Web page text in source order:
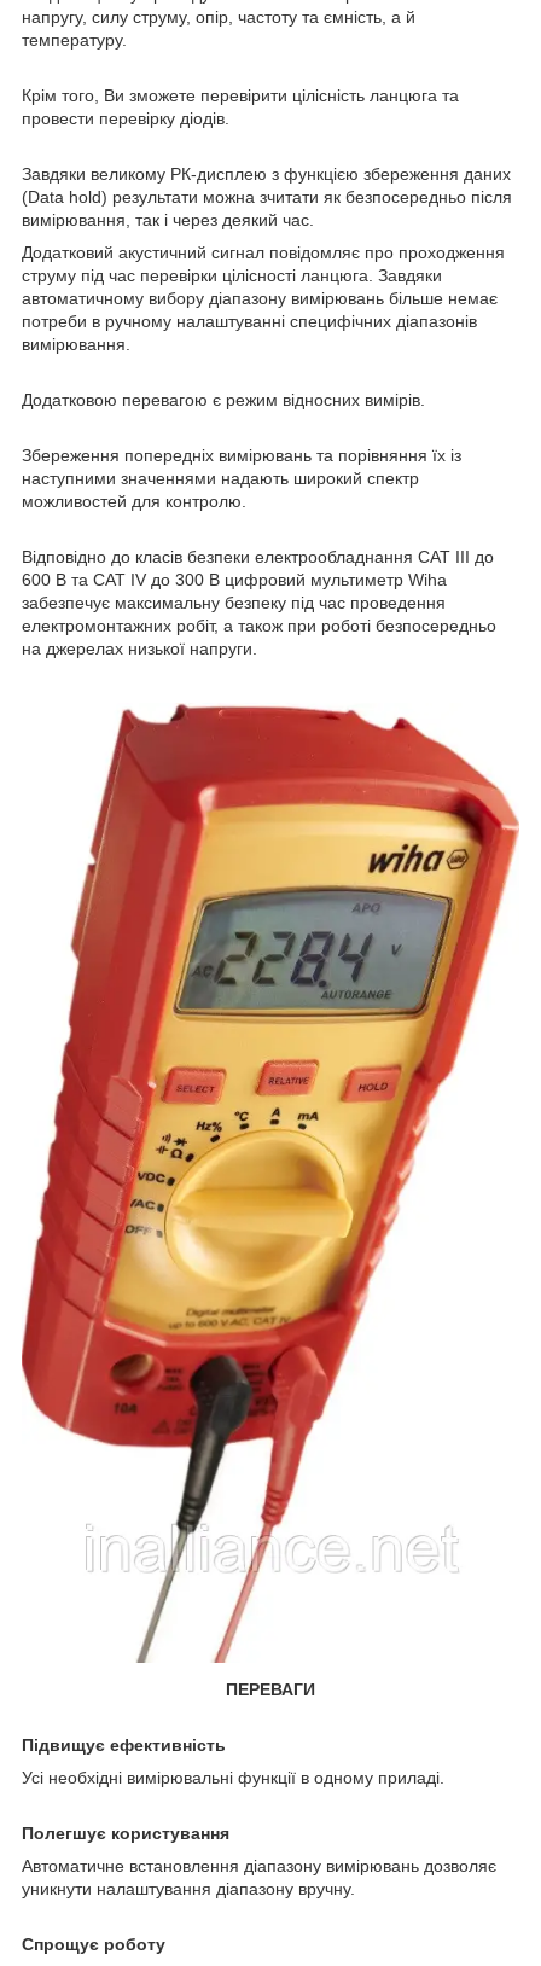
напругу, силу струму, опір, частоту та ємність, а й
температуру.
Крім того, Ви зможете перевірити цілісність ланцюга та
провести перевірку діодів.
Завдяки великому РК-дисплею з функцією збереження даних
(Data hold) результати можна зчитати як безпосередньо після
вимірювання, так і через деякий час.
Додатковий акустичний сигнал повідомляє про проходження
струму під час перевірки цілісності ланцюга. Завдяки
автоматичному вибору діапазону вимірювань більше немає
потреби в ручному налаштуванні специфічних діапазонів
вимірювання.
Додатковою перевагою є режим відносних вимірів.
Збереження попередніх вимірювань та порівняння їх із
наступними значеннями надають широкий спектр
можливостей для контролю.
Відповідно до класів безпеки електрообладнання CAT III до
600 В та CAT IV до 300 В цифровий мультиметр Wiha
забезпечує максимальну безпеку під час проведення
електромонтажних робіт, а також при роботі безпосередньо
на джерелах низької напруги.
ПЕРЕВАГИ
Підвищує ефективність
Усі необхідні вимірювальні функції в одному приладі.
Полегшує користування
Автоматичне встановлення діапазону вимірювань дозволяє
уникнути налаштування діапазону вручну.
Спрощує роботу